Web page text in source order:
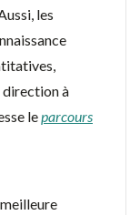
les
direction à
leparcours